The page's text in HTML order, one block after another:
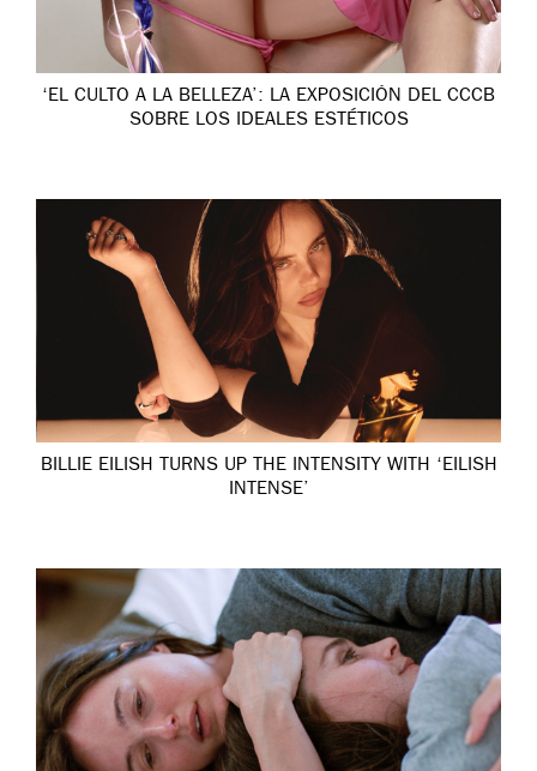
‘EL CULTO A LA BELLEZA’: LA EXPOSICIÓN DEL CCCB
SOBRE LOS IDEALES ESTÉTICOS
BILLIE EILISH TURNS UP THE INTENSITY WITH ‘EILISH
INTENSE’